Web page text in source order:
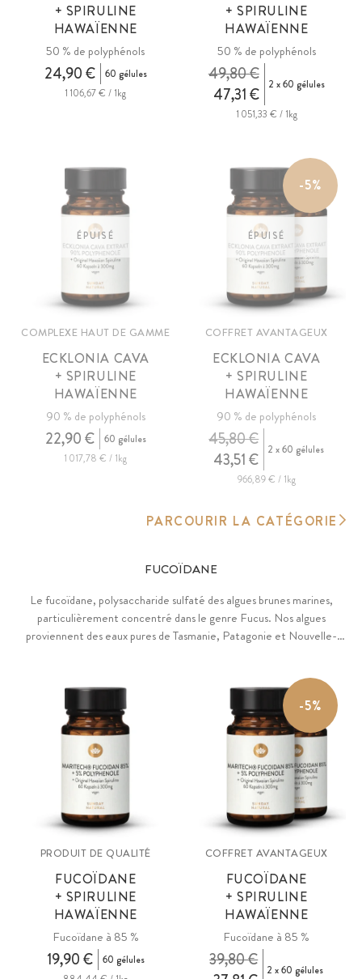
+ SPIRULINE
HAWAÏENNE
50 % de polyphénols
24,90 €
60 gélules
1 106,67 € / 1kg
+ SPIRULINE
HAWAÏENNE
50 % de polyphénols
47,31 €
49,80 € 2 x 60 gélules
1 051,33 € / 1kg
ÉPUISÉ
COMPLEXE HAUT DE GAMME
ECKLONIA CAVA
+ SPIRULINE
HAWAÏENNE
90 % de polyphénols
22,90 €
60 gélules
1 017,78 € / 1kg
-5%
ÉPUISÉ
COFFRET AVANTAGEUX
ECKLONIA CAVA
+ SPIRULINE
HAWAÏENNE
90 % de polyphénols
43,51 €
45,80 € 2 x 60 gélules
966,89 € / 1kg
PARCOURIR LA CATÉGORIE
FUCOÏDANE
Le fucoïdane, polysaccharide sulfaté des algues brunes marines,
particulièrement concentré dans le genre Fucus. Nos algues
proviennent des eaux pures de Tasmanie, Patagonie et Nouvelle-
PRODUIT DE QUALITÉ
FUCOÏDANE
+ SPIRULINE
HAWAÏENNE
Fucoïdane à 85 %
19,90 €
60 gélules
-5%
COFFRET AVANTAGEUX
FUCOÏDANE
+ SPIRULINE
HAWAÏENNE
Fucoïdane à 85 %
39,80 € 2 x 60 gélules